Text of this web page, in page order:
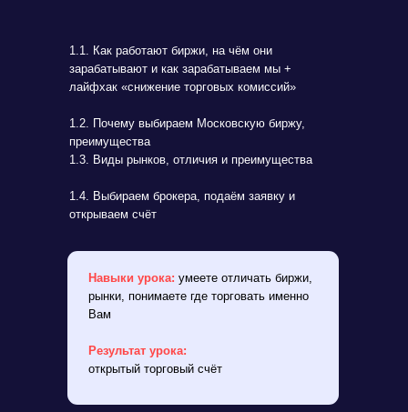
1.1. Как работают биржи, на чём они
зарабатывают и как зарабатываем мы +
лайфхак «снижение торговых комиссий»
1.2. Почему выбираем Московскую биржу,
преимущества
1.3. Виды рынков, отличия и преимущества
1.4. Выбираем брокера, подаём заявку и
открываем счёт
Навыки урока: умеете отличать биржи,
рынки, понимаете где торговать именно
Вам
Результат урока:
открытый торговый счёт